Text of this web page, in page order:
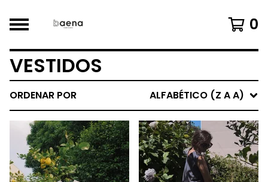
0
VESTIDOS
ORDENAR POR ALFABÉTICO (Z A A)